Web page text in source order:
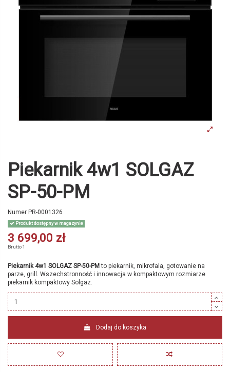
Piekarnik 4w1 SOLGAZ
SP-50-PM
Numer PR-0001326
Produkt dostępny w magazynie
3 699,00 zł
Brutto1
Piekarnik 4w1 SOLGAZ SP-50-PM to piekarnik, mikrofala, gotowanie na
parze, grill. Wszechstronność i innowacja w kompaktowym rozmiarze
piekarnik kompaktowy Solgaz.
Dodaj do koszyka